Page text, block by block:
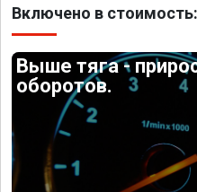
Включено в стоимость:
Выше тяга -
оборотов.